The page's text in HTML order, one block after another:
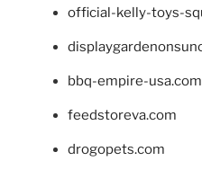
official-kelly-toys-
bbq-empire-usa.com
feedstoreva.com
drogopets.com